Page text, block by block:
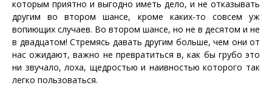
которым приятно и выгодно иметь дело, и не отказывать
другим во втором шансе, кроме каких-то совсем уж
вопиющих случаев. Во втором шансе, но не в десятом и не
в двадцатом! Стремясь давать другим больше, чем они от
нас ожидают, важно не превратиться в, как бы грубо это
ни звучало, лоха, щедростью и наивностью которого так
легко пользоваться.